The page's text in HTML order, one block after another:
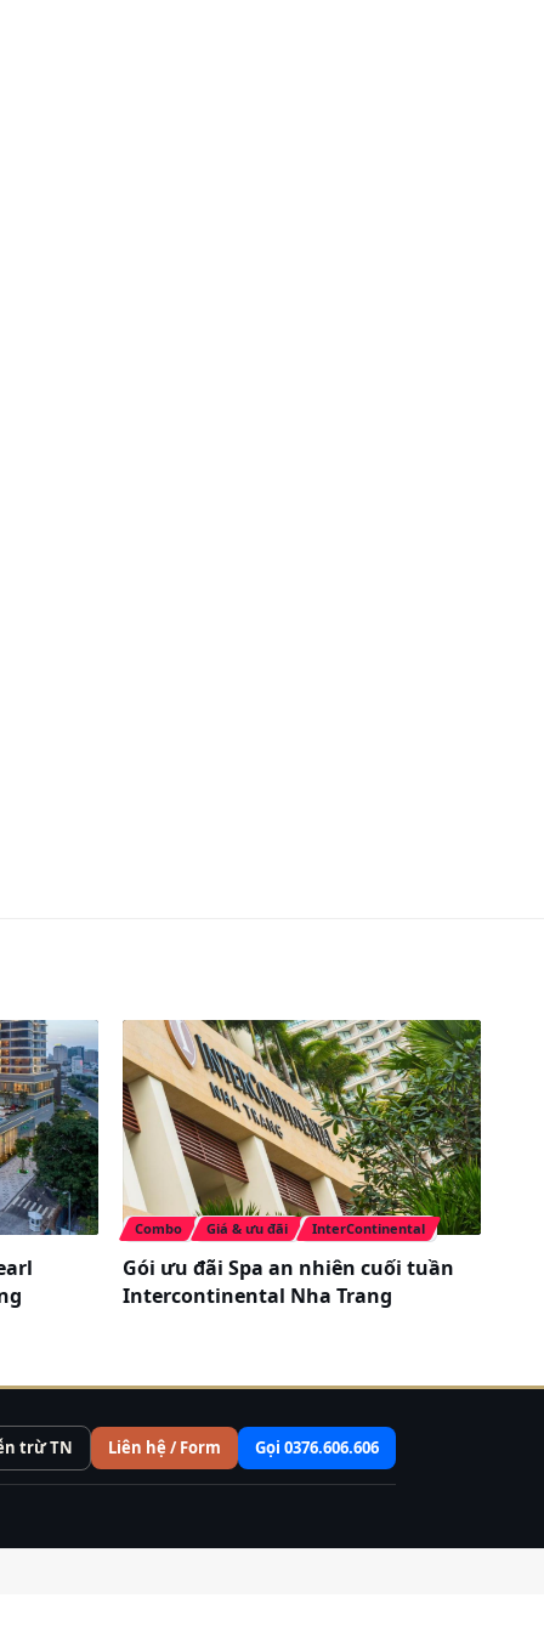
Combo Giá & ưu đãi InterContinental
Gói ưu đãi Spa an nhiên cuối tuần
Intercontinental Nha Trang
trừ TN Liên hệ / Form Gọi 0376.606.606